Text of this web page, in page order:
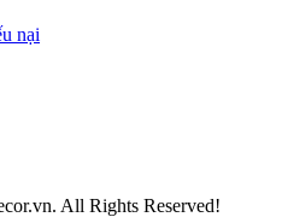
nại
All Rights Reserved!